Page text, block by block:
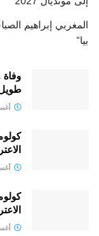
المغربي إبراهيم
بيا”
وفاة